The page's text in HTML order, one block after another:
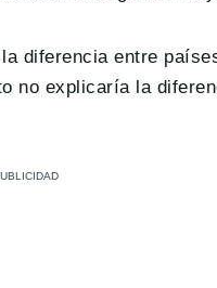
diferencia entre
no explicaría la